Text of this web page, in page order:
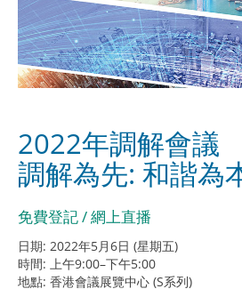
2022年調解會議
調解為先: 和諧為
免費登記 / 網上直播
日期: 2022年5月6日 (星期五)
時間: 上午9:00–下午5:00
地點: 香港會議展覽中心 (S系列)